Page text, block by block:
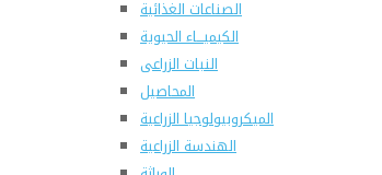
الصناعات الغذائية
الكيميـــاء الحيوية
النبات الزراعى
المحاصيل
الميكروبيولوجيا الزراعية
الهندسة الزراعية